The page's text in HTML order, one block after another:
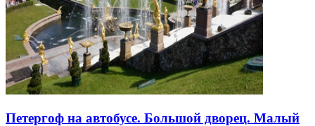
Петергоф на автобусе. Большой дворец. Малый